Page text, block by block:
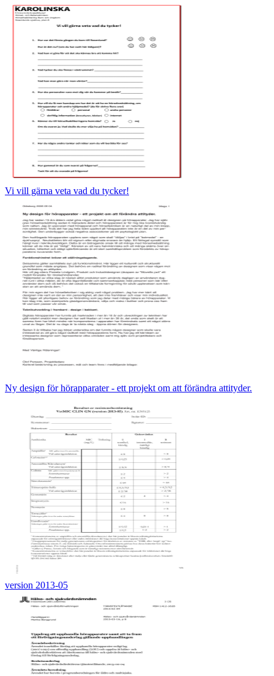
Vi vill gärna veta vad du tycker!
Ny design för hörapparater - ett projekt om att förändra attityder.
version 2013-05